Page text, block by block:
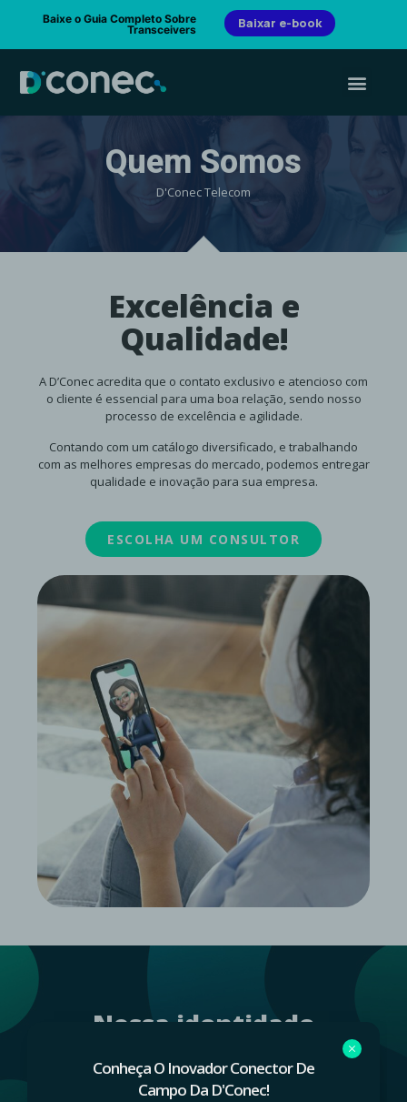
Baixe o Guia Completo Sobre
Transceivers
Baixar e-book
Quem Somos
D'Conec Telecom
Excelência e
Qualidade!
A D’Conec acredita que o contato exclusivo e atencioso com
o cliente é essencial para uma boa relação, sendo nosso
processo de excelência e agilidade.
Contando com um catálogo diversificado, e trabalhando
com as melhores empresas do mercado, podemos entregar
qualidade e inovação para sua empresa.
ESCOLHA UM CONSULTOR
Nossa identidade
institucional
Conheça O Inovador Conector De
Campo Da D'Conec!